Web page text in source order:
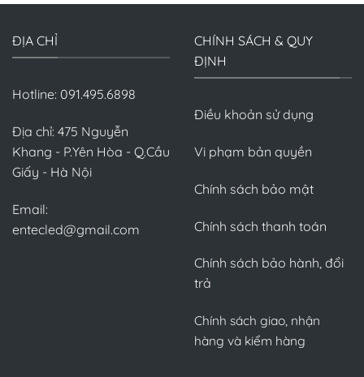
ĐỊA CHỈ
Hotline: 091.495.6898
Địa chỉ: 475 Nguyễn
Khang - P.Yên Hòa - Q.Cầu
Giấy - Hà Nội
Email:
entecled@gmail.com
CHÍNH SÁCH & QUY
ĐỊNH
Điều khoản sử dụng
Vi phạm bản quyền
Chính sách bảo mật
Chính sách thanh toán
Chính sách bảo hành, đổi
trả
Chính sách giao, nhận
hàng và kiểm hàng